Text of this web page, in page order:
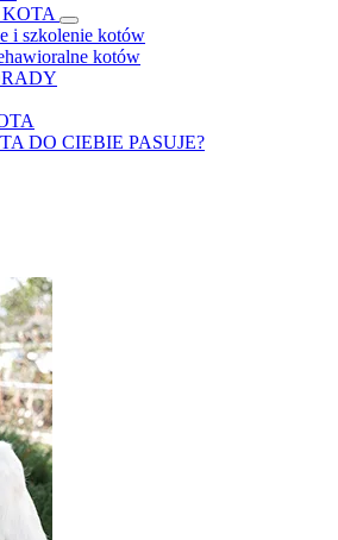
i szkolenie kotów
kotów
DO CIEBIE PASUJE?